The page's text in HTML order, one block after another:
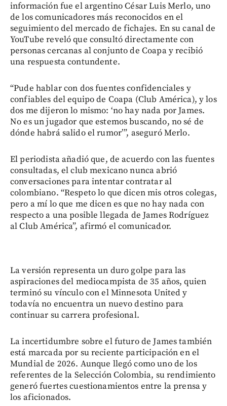
información fue el argentino César Luis Merlo, uno
de los comunicadores más reconocidos en el
seguimiento del mercado de fichajes. En su canal de
YouTube reveló que consultó directamente con
personas cercanas al conjunto de Coapa y recibió
una respuesta contundente.
“Pude hablar con dos fuentes confidenciales y
confiables del equipo de Coapa (Club América), y los
dos me dijeron lo mismo: ‘no hay nada por James.
No es un jugador que estemos buscando, no sé de
dónde habrá salido el rumor’”, aseguró Merlo.
El periodista añadió que, de acuerdo con las fuentes
consultadas, el club mexicano nunca abrió
conversaciones para intentar contratar al
colombiano. “Respeto lo que dicen mis otros colegas,
pero a mí lo que me dicen es que no hay nada con
respecto a una posible llegada de James Rodríguez
al Club América”, afirmó el comunicador.
La versión representa un duro golpe para las
aspiraciones del mediocampista de 35 años, quien
terminó su vínculo con el Minnesota United y
todavía no encuentra un nuevo destino para
continuar su carrera profesional.
La incertidumbre sobre el futuro de James también
está marcada por su reciente participación en el
Mundial de 2026. Aunque llegó como uno de los
referentes de la Selección Colombia, su rendimiento
generó fuertes cuestionamientos entre la prensa y
los aficionados.